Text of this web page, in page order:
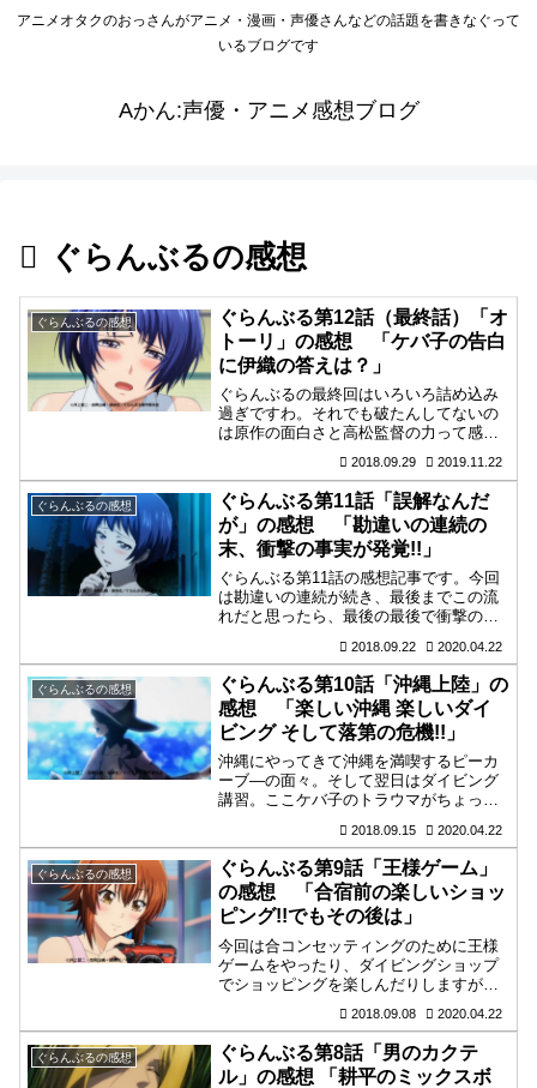
アニメオタクのおっさんがアニメ・漫画・声優さんなどの話題を書きなぐって
いるブログです
Aかん:声優・アニメ感想ブログ
ぐらんぶるの感想
ぐらんぶるの感想
ぐらんぶる第12話（最終話）「オ
トーリ」の感想 「ケバ子の告白
に伊織の答えは？」
ぐらんぶるの最終回はいろいろ詰め込み
過ぎですわ。それでも破たんしてないの
は原作の面白さと高松監督の力って感じ
情、告白すべて楽しめますよ。
2018.09.29 2019.11.22
ぐらんぶるの感想
ぐらんぶる第11話「誤解なんだ
が」の感想 「勘違いの連続の
末、衝撃の事実が発覚!!」
ぐらんぶる第11話の感想記事です。今回
は勘違いの連続が続き、最後までこの流
れだと思ったら、最後の最後で衝撃の事
かります。おいおいマジかよ。
2018.09.22 2020.04.22
ぐらんぶるの感想
ぐらんぶる第10話「沖縄上陸」の
感想 「楽しい沖縄 楽しいダイ
ビング そして落第の危機!!」
沖縄にやってきて沖縄を満喫するピーカ
ーブ―の面々。そして翌日はダイビング
講習。ここケバ子のトラウマがちょっと
たらまさかの落第危機?2018.09.15 2020.04.22
ぐらんぶるの感想
ぐらんぶる第9話「王様ゲーム」
の感想 「合宿前の楽しいショッ
ピング!!でもその後は」
今回は合コンセッティングのために王様
ゲームをやったり、ダイビングショップ
でショッピングを楽しんだりしますが、
労することに。合宿費用稼ぐのも大変で
す。
2018.09.08 2020.04.22
ぐらんぶるの感想
ぐらんぶる第8話「男のカクテ
ル」の感想 「耕平のミックスボ